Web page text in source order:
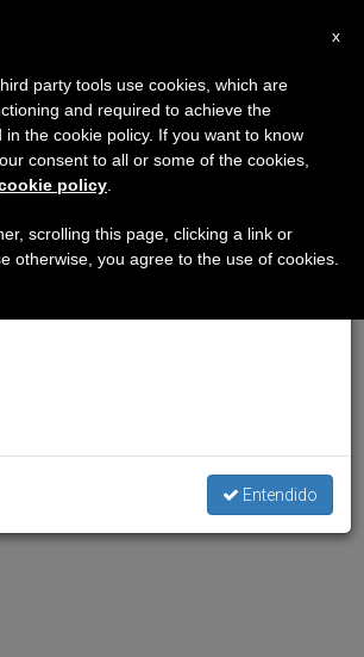
×
al 7 de agosto haremos la pausa
que en el periodo de verano
informaciones y también el
Entendido
x
party tools use cookies, which are
and required to achieve the
in the cookie policy. If you want to know
consent to all or some of the cookies,
policy
scrolling this page, clicking a link or
otherwise, you agree to the use of cookies.